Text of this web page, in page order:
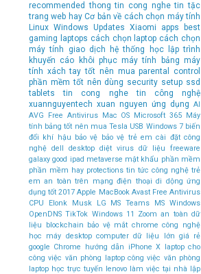
recommended thong tin cong nghe tin tặc
trang web hay Cơ bản về cách chọn máy tính
Linux Windows Updates Xiaomi apps
best
gaming laptops cách chọn laptop cách chọn
máy tính
giao dịch hệ thống
học lập trình
khuyến cáo
khôi phục máy tính bảng máy
tính xách tay tốt nên mua parental control
phần mềm tốt nên dùng security setup ssd
tablets
tin cong nghe
tin công nghệ
xuannguyentech xuan nguyen ứng dụng AI
AVG Free Antivirus Mac OS Microsoft 365 Máy
tính bảng tốt nên mua Tesla USB Windows 7 biến
đổi khí hậu bảo vệ bảo vệ trẻ em cài đặt công
nghệ dell desktop diệt virus dữ liệu
freeware
galaxy good ipad metaverse mật khẩu phần mềm
phần mềm hay protections tin tức công nghệ trẻ
em an toàn trên mạng điện thoại di dộng ứng
dụng tốt 2017 Apple MacBook Avast Free Antivirus
CPU
Elonk Musk LG MS Teams
MS Windows
OpenDNS TikTok Windows 11 Zoom an toàn dữ
liệu
blockchain bảo vệ mắt chrome công nghệ
học máy desktop computer dữ liệu lớn giá rẻ
google Chrome
hướng dẫn iPhone X laptop cho
công việc văn phòng laptop công việc văn phòng
laptop học trực tuyến lenovo làm việc tại nhà lập